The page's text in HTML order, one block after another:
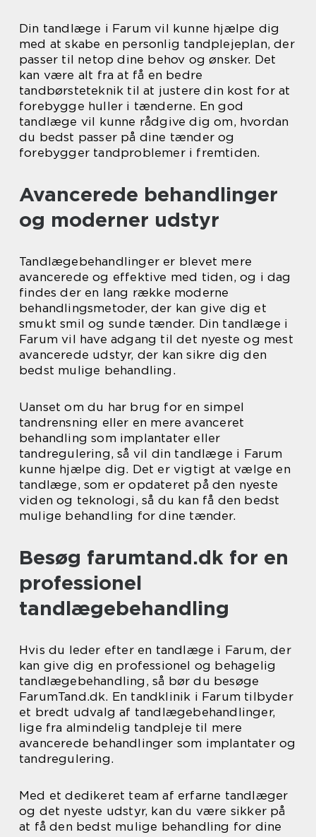
Din tandlæge i Farum vil kunne hjælpe dig
med at skabe en personlig tandplejeplan, der
passer til netop dine behov og ønsker. Det
kan være alt fra at få en bedre
tandbørsteteknik til at justere din kost for at
forebygge huller i tænderne. En god
tandlæge vil kunne rådgive dig om, hvordan
du bedst passer på dine tænder og
forebygger tandproblemer i fremtiden.
Avancerede behandlinger
og moderner udstyr
Tandlægebehandlinger er blevet mere
avancerede og effektive med tiden, og i dag
findes der en lang række moderne
behandlingsmetoder, der kan give dig et
smukt smil og sunde tænder. Din tandlæge i
Farum vil have adgang til det nyeste og mest
avancerede udstyr, der kan sikre dig den
bedst mulige behandling.
Uanset om du har brug for en simpel
tandrensning eller en mere avanceret
behandling som implantater eller
tandregulering, så vil din tandlæge i Farum
kunne hjælpe dig. Det er vigtigt at vælge en
tandlæge, som er opdateret på den nyeste
viden og teknologi, så du kan få den bedst
mulige behandling for dine tænder.
Besøg farumtand.dk for en
professionel
tandlægebehandling
Hvis du leder efter en tandlæge i Farum, der
kan give dig en professionel og behagelig
tandlægebehandling, så bør du besøge
FarumTand.dk. En tandklinik i Farum tilbyder
et bredt udvalg af tandlægebehandlinger,
lige fra almindelig tandpleje til mere
avancerede behandlinger som implantater og
tandregulering.
Med et dedikeret team af erfarne tandlæger
og det nyeste udstyr, kan du være sikker på
at få den bedst mulige behandling for dine